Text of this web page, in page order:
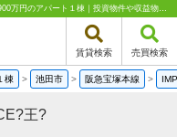
IMPERIALRESIDENCE?王? 大阪府池田市八王寺1丁目｜7,900万円のアパート１棟｜投資物件や収益物件｜ピタットハウス池田店 株式会社ニチレク
賃貸検索 売買検索
棟 > 池田市 > 阪急宝塚本線 >
王?